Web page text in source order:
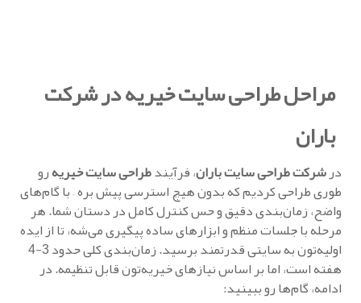
مراحل طراحی سایت خیریه در شرکت
باران
درشرکت طراحی سایت باران، فرآیندطراحی سایت خیریهرو
طوری طراحی کردیم که بدون هیچ استرسی پیش بره – با گام‌های
واضح، زمان‌بندی دقیق و حس کنترل کامل در دستان شما. هر
مرحله با جلسات منظم و ابزارهای ساده پیگیری می‌شه، تا از ایده
اولیه‌تون به سایتی قدرتمند برسید. زمان‌بندی کلی حدود 3-4
هفته است، اما بر اساس نیازهای خیریه‌تون قابل تنظیمه. در
ادامه، گام‌ها رو ببینید: